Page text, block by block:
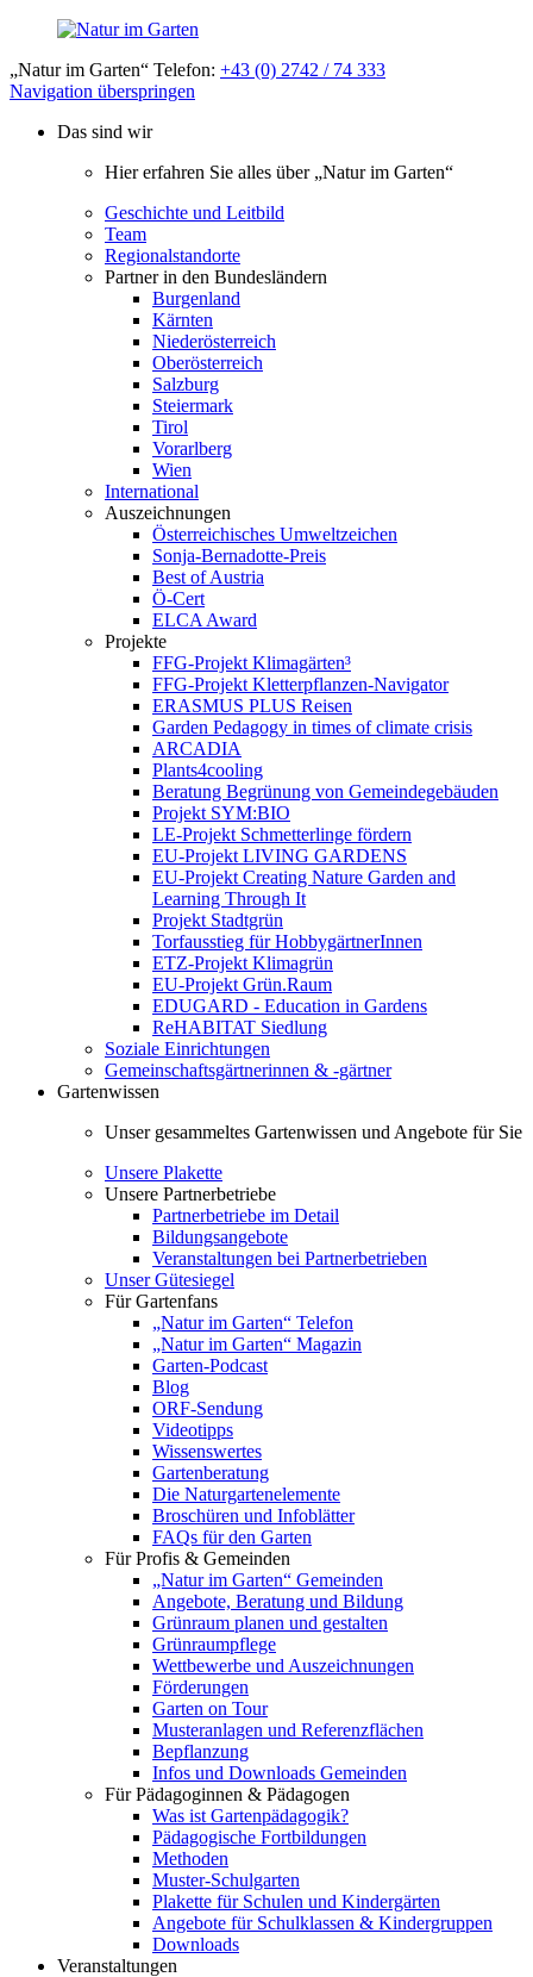
„Natur im Garten“ Telefon: +43 (0) 2742 / 74 333
Navigation überspringen
Das sind wir
Hier erfahren Sie alles über „Natur im Garten“
Geschichte und Leitbild
Team
Regionalstandorte
Partner in den Bundesländern
Burgenland
Kärnten
Niederösterreich
Oberösterreich
Salzburg
Steiermark
Tirol
Vorarlberg
Wien
International
Auszeichnungen
Österreichisches Umweltzeichen
Sonja-Bernadotte-Preis
Best of Austria
Ö-Cert
ELCA Award
Projekte
FFG-Projekt Klimagärten³
FFG-Projekt Kletterpflanzen-Navigator
ERASMUS PLUS Reisen
Garden Pedagogy in times of climate crisis
ARCADIA
Plants4cooling
Beratung Begrünung von Gemeindegebäuden
Projekt SYM:BIO
LE-Projekt Schmetterlinge fördern
EU-Projekt LIVING GARDENS
EU-Projekt Creating Nature Garden and
Learning Through It
Projekt Stadtgrün
Torfausstieg für HobbygärtnerInnen
ETZ-Projekt Klimagrün
EU-Projekt Grün.Raum
EDUGARD - Education in Gardens
ReHABITAT Siedlung
Soziale Einrichtungen
Gemeinschaftsgärtnerinnen & -gärtner
Gartenwissen
Unser gesammeltes Gartenwissen und Angebote für Sie
Unsere Plakette
Unsere Partnerbetriebe
Partnerbetriebe im Detail
Bildungsangebote
Veranstaltungen bei Partnerbetrieben
Unser Gütesiegel
Für Gartenfans
„Natur im Garten“ Telefon
„Natur im Garten“ Magazin
Garten-Podcast
Blog
ORF-Sendung
Videotipps
Wissenswertes
Gartenberatung
Die Naturgartenelemente
Broschüren und Infoblätter
FAQs für den Garten
Für Profis & Gemeinden
„Natur im Garten“ Gemeinden
Angebote, Beratung und Bildung
Grünraum planen und gestalten
Grünraumpflege
Wettbewerbe und Auszeichnungen
Förderungen
Garten on Tour
Musteranlagen und Referenzflächen
Bepflanzung
Infos und Downloads Gemeinden
Für Pädagoginnen & Pädagogen
Was ist Gartenpädagogik?
Pädagogische Fortbildungen
Methoden
Muster-Schulgarten
Plakette für Schulen und Kindergärten
Angebote für Schulklassen & Kindergruppen
Downloads
Veranstaltungen